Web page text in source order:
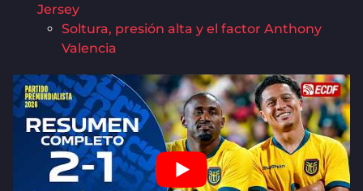
Jersey
Soltura, presión alta y el factor Anthony
Valencia